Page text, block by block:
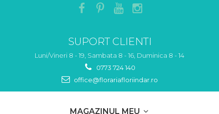
SUPORT CLIENTI
Luni/Vineri 8 - 19, Sambata 8 - 16, Duminica 8 - 14
0773 724 140
office@florariafloriindar.ro
MAGAZINUL MEU